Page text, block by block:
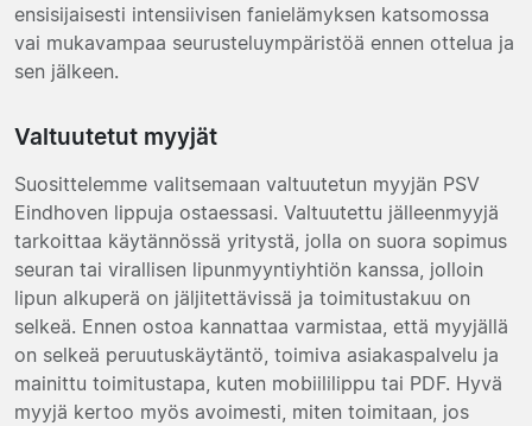
ensisijaisesti intensiivisen fanielämyksen katsomossa
vai mukavampaa seurusteluympäristöä ennen ottelua ja
sen jälkeen.
Valtuutetut myyjät
Suosittelemme valitsemaan valtuutetun myyjän PSV
Eindhoven lippuja ostaessasi. Valtuutettu jälleenmyyjä
tarkoittaa käytännössä yritystä, jolla on suora sopimus
seuran tai virallisen lipunmyyntiyhtiön kanssa, jolloin
lipun alkuperä on jäljitettävissä ja toimitustakuu on
selkeä. Ennen ostoa kannattaa varmistaa, että myyjällä
on selkeä peruutuskäytäntö, toimiva asiakaspalvelu ja
mainittu toimitustapa, kuten mobiililippu tai PDF. Hyvä
myyjä kertoo myös avoimesti, miten toimitaan, jos